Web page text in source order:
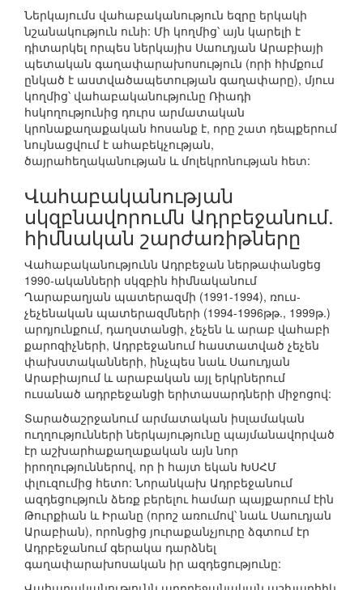
Ներկայումս վահաբականություն եզրը երկակի
նշանակություն ունի: Մի կողմից՝ այն կարելի է
դիտարկել որպես ներկայիս Սաուդյան Արաբիայի
պետական գաղափարախոսություն (որի հիմքում
ընկած է աստվածապետության գաղափարը), մյուս
կողմից՝ վահաբականությունը Ռիադի
հսկողությունից դուրս արմատական
կրոնաքաղաքական հոսանք է, որը շատ դեպքերում
նույնացվում է ահաբեկչության,
ծայրահեղականության և մոլեկրոնության հետ:
Վահաբականության
սկզբնավորումն Ադրբեջանում.
հիմնական շարժառիթները
Վահաբականությունն Ադրբեջան ներթափանցեց
1990-ականների սկզբին հիմնականում
Ղարաբաղյան պատերազմի (1991-1994), ռուս-
չեչենական պատերազմների (1994-1996թթ., 1999թ.)
արդյունքում, դաղստանցի, չեչեն և արաբ վահաբի
քարոզիչների, Ադրբեջանում հաստատված չեչեն
փախստականների, ինչպես նաև Սաուդյան
Արաբիայում և արաբական այլ երկրներում
ուսանած ադրբեջանցի երիտասարդների միջոցով:
Տարածաշրջանում արմատական իսլամական
ուղղությունների ներկայությունը պայմանավորված
էր աշխարհաքաղաքական այն նոր
իրողություններով, որ ի հայտ եկան ԽՍՀՄ
փլուզումից հետո: Նորանկախ Ադրբեջանում
ազդեցություն ձեռք բերելու համար պայքարում էին
Թուրքիան և Իրանը (որոշ առումով՝ նաև Սաուդյան
Արաբիան), որոնցից յուրաքանչյուրը ձգտում էր
Ադրբեջանում գերակա դարձնել
գաղափարախոսական իր ազդեցությունը: